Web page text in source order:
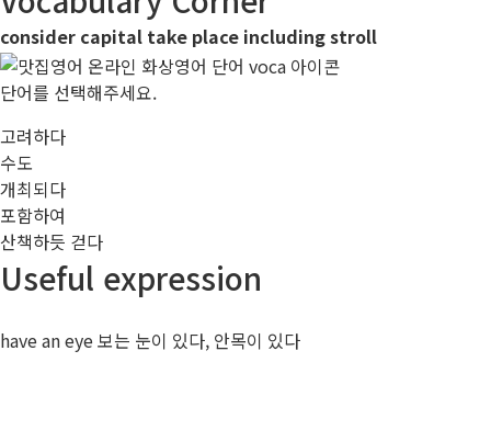
consider capital take place includingstroll
단어를 선택해주세요.
고려하다
수도
개최되다
포함하여
산책하듯 걷다
Useful expression
have an eye보는 눈이 있다, 안목이 있다